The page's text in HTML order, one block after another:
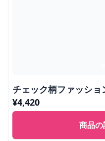
チェック柄ファッシ
¥4,420
商品